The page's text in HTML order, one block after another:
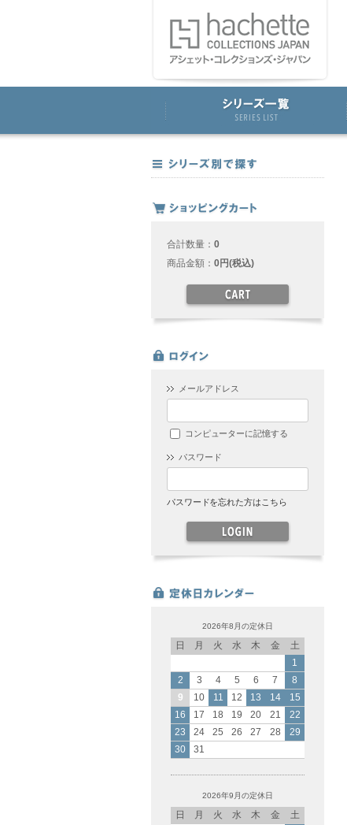
合計数量： 0
商品金額： 0円(税込)
メールアドレス
コンピューターに記憶する
パスワード
パスワードを忘れた方はこちら
2026年8月の定休日
日 月 火 水 木 金
土
1
2
3 4 5 6 7
8
9
10 11 12 13 14
15
16
17 18 19 20 21
22
23
24 25 26 27 28
29
30
31
2026年9月の定休日
日 月 火 水 木 金
土